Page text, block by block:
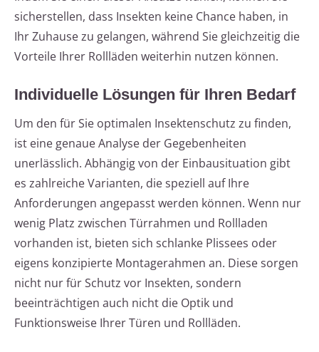
sicherstellen, dass Insekten keine Chance haben, in
Ihr Zuhause zu gelangen, während Sie gleichzeitig die
Vorteile Ihrer Rollläden weiterhin nutzen können.
Individuelle Lösungen für Ihren Bedarf
Um den für Sie optimalen Insektenschutz zu finden,
ist eine genaue Analyse der Gegebenheiten
unerlässlich. Abhängig von der Einbausituation gibt
es zahlreiche Varianten, die speziell auf Ihre
Anforderungen angepasst werden können. Wenn nur
wenig Platz zwischen Türrahmen und Rollladen
vorhanden ist, bieten sich schlanke Plissees oder
eigens konzipierte Montagerahmen an. Diese sorgen
nicht nur für Schutz vor Insekten, sondern
beeinträchtigen auch nicht die Optik und
Funktionsweise Ihrer Türen und Rollläden.